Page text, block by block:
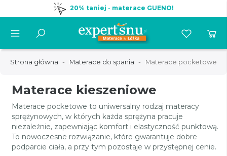
20% taniej - materace GUENO!
Strona główna Materace do spania Materace pocketowe
Materace kieszeniowe
Materace pocketowe to uniwersalny rodzaj materacy
sprężynowych, w których każda sprężyna pracuje
niezależnie, zapewniając komfort i elastyczność punktową.
To nowoczesne rozwiązanie, które gwarantuje dobre
podparcie ciała, a przy tym pozostaje w przystępnej cenie.